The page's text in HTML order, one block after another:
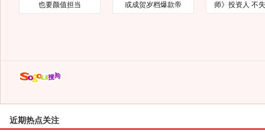
也要颜值担当
或成贺岁档爆款帝
师》投资人 不
近期热点关注